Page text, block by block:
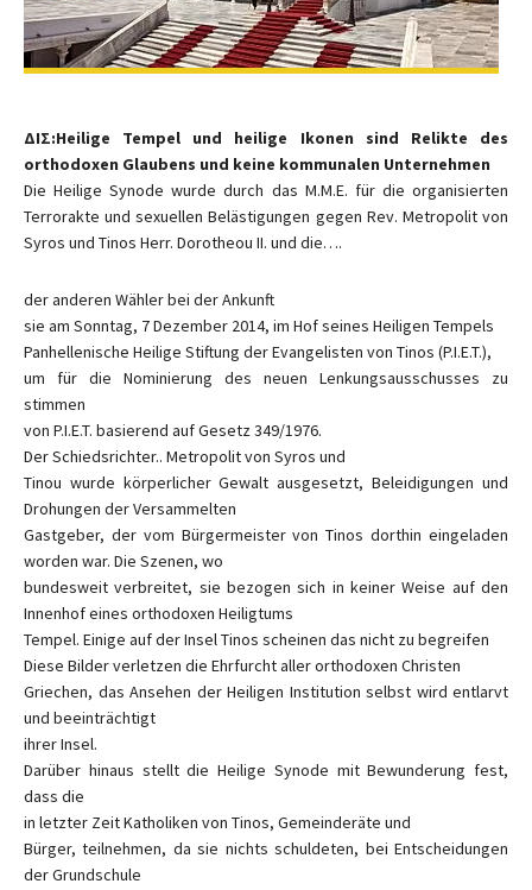
ΔΙΣ:Heilige Tempel und heilige Ikonen sind Relikte des
orthodoxen Glaubens und keine kommunalen Unternehmen
Die Heilige Synode wurde durch das M.M.E. für die organisierten
Terrorakte und sexuellen Belästigungen gegen Rev. Metropolit von
Syros und Tinos Herr. Dorotheou II. und die….
der anderen Wähler bei der Ankunft
sie am Sonntag, 7 Dezember 2014, im Hof ​​seines Heiligen Tempels
Panhellenische Heilige Stiftung der Evangelisten von Tinos (P.I.E.T.),
um für die Nominierung des neuen Lenkungsausschusses zu
stimmen
von P.I.E.T. basierend auf Gesetz 349/1976.
Der Schiedsrichter.. Metropolit von Syros und
Tinou wurde körperlicher Gewalt ausgesetzt, Beleidigungen und
Drohungen der Versammelten
Gastgeber, der vom Bürgermeister von Tinos dorthin eingeladen
worden war. Die Szenen, wo
bundesweit verbreitet, sie bezogen sich in keiner Weise auf den
Innenhof eines orthodoxen Heiligtums
Tempel. Einige auf der Insel Tinos scheinen das nicht zu begreifen
Diese Bilder verletzen die Ehrfurcht aller orthodoxen Christen
Griechen, das Ansehen der Heiligen Institution selbst wird entlarvt
und beeinträchtigt
ihrer Insel.
Darüber hinaus stellt die Heilige Synode mit Bewunderung fest,
dass die
in letzter Zeit Katholiken von Tinos, Gemeinderäte und
Bürger, teilnehmen, da sie nichts schuldeten, bei Entscheidungen
der Grundschule